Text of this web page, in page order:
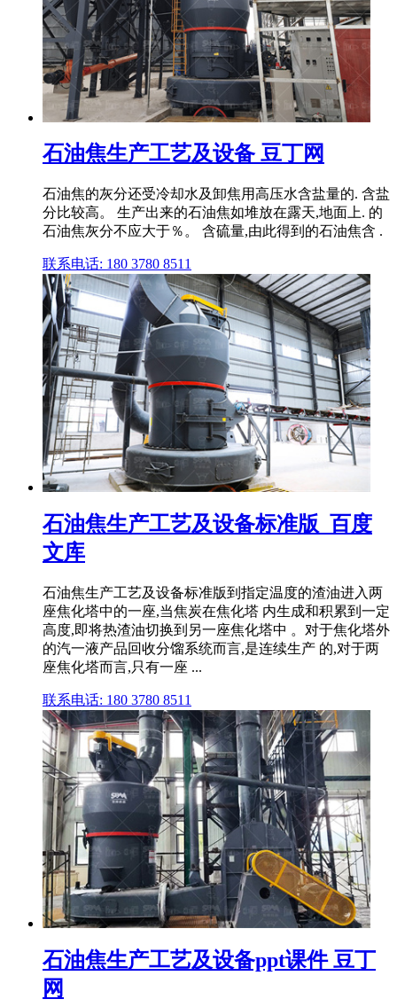
石油焦生产工艺及设备 豆丁网
石油焦的灰分还受冷却水及卸焦用高压水含盐量的. 含盐
分比较高。 生产出来的石油焦如堆放在露天,地面上. 的
石油焦灰分不应大于％。 含硫量,由此得到的石油焦含 .
联系电话: 180 3780 8511
石油焦生产工艺及设备标准版_百度
文库
石油焦生产工艺及设备标准版到指定温度的渣油进入两
座焦化塔中的一座,当焦炭在焦化塔 内生成和积累到一定
高度,即将热渣油切换到另一座焦化塔中 。对于焦化塔外
的汽一液产品回收分馏系统而言,是连续生产 的,对于两
座焦化塔而言,只有一座 ...
联系电话: 180 3780 8511
石油焦生产工艺及设备ppt课件 豆丁
网